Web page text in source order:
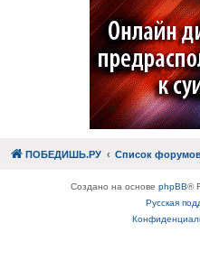
ПОБЕДИШЬ.РУ Список
Создано на основе phpBB®
Русская